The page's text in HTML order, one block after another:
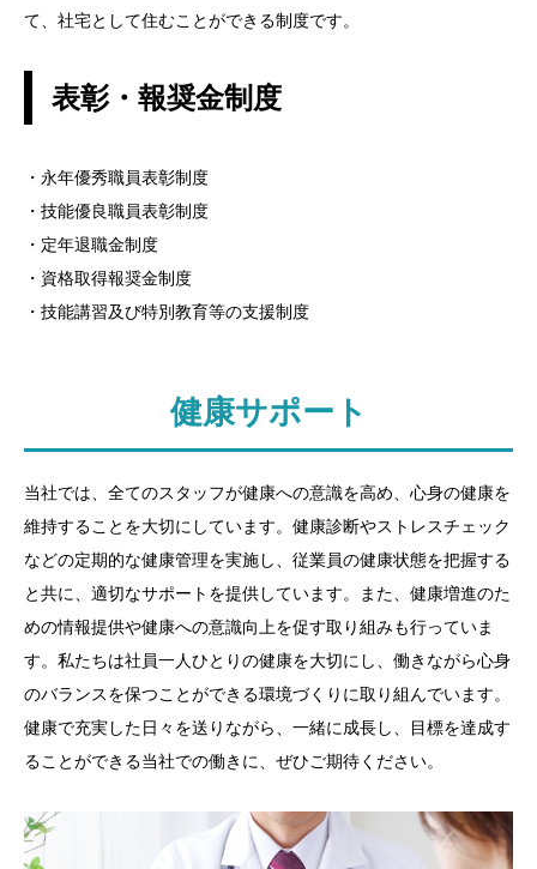
て、社宅として住むことができる制度です。
表彰・報奨金制度
・永年優秀職員表彰制度
・技能優良職員表彰制度
・定年退職金制度
・資格取得報奨金制度
・技能講習及び特別教育等の支援制度
健康サポート
当社では、全てのスタッフが健康への意識を高め、心身の健康を
維持することを大切にしています。健康診断やストレスチェック
などの定期的な健康管理を実施し、従業員の健康状態を把握する
と共に、適切なサポートを提供しています。また、健康増進のた
めの情報提供や健康への意識向上を促す取り組みも行っていま
す。私たちは社員一人ひとりの健康を大切にし、働きながら心身
のバランスを保つことができる環境づくりに取り組んでいます。
健康で充実した日々を送りながら、一緒に成長し、目標を達成す
ることができる当社での働きに、ぜひご期待ください。